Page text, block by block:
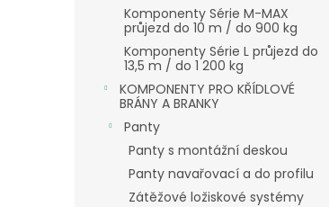
Komponenty Série M-MAX
průjezd do 10 m / do 900 kg
Komponenty Série L průjezd do
13,5 m / do 1 200 kg
KOMPONENTY PRO KŘÍDLOVÉ
BRÁNY A BRANKY
Panty
Panty s montážní deskou
Panty navařovací a do profilu
Zátěžové ložiskové systémy